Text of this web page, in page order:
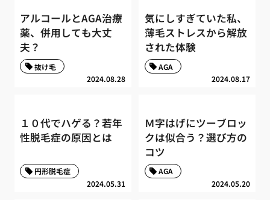
アルコールとAGA治療
薬、併用しても大丈
夫？
2024.08.28
抜け毛
気にしすぎていた私、
薄毛ストレスから解放
された体験
2024.08.17
AGA
１０代でハゲる？若年
性脱毛症の原因とは
2024.05.31
円形脱毛症
Ｍ字はげにツーブロッ
クは似合う？選び方の
コツ
2024.05.20
AGA